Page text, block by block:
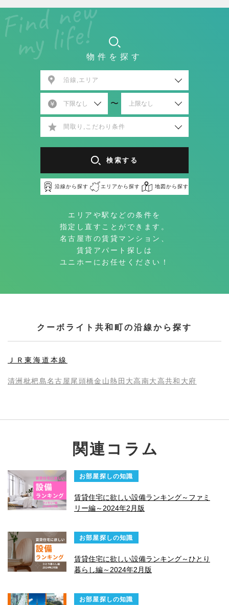
物件を探す
沿線,エリア
〜
間取り,こだわり条件
検索する
沿線から探す エリアから探す 地図から探す
エリアや駅などの条件を
指定し直すことができます。
名古屋市の賃貸マンション、
賃貸アパート探しは
ユニホーにお任せください！
クーボライト共和町の沿線から探す
ＪＲ東海道本線
清洲 枇杷島名古屋尾頭橋金山熱田 大高南大高共和 大府
関連コラム
お部屋探しの知識
賃貸住宅に欲しい設備ランキング～ファミ
リー編～2024年2月版
お部屋探しの知識
賃貸住宅に欲しい設備ランキング～ひとり
暮らし編～2024年2月版
お部屋探しの知識